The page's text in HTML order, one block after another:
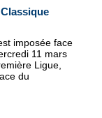
imposée face
11 mars
Ligue,
du